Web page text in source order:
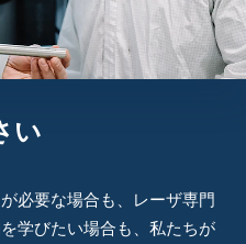
い
必要な場合も、レーザ専門
学びたい場合も、私たちが